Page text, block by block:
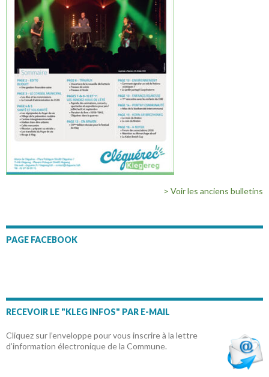
> Voir les anciens bulletins
PAGE FACEBOOK
RECEVOIR LE "KLEG INFOS" PAR E-MAIL
Cliquez sur l’enveloppe pour vous inscrire à la lettre
d’information électronique de la Commune.